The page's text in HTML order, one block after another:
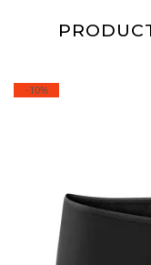
-10%